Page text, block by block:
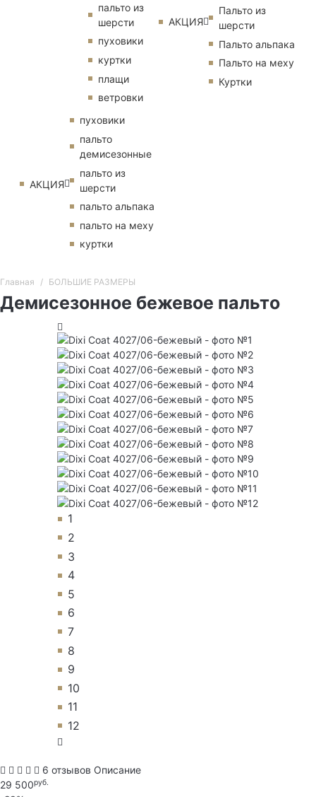
пальто из
шерсти
пуховики
куртки
плащи
ветровки
АКЦИЯ
пуховики
пальто
демисезонные
пальто из
шерсти
пальто альпака
пальто на меху
куртки
АКЦИЯ
Пальто из
шерсти
Пальто альпака
Пальто на меху
Куртки
Главная БОЛЬШИЕ РАЗМЕРЫ
Демисезонное бежевое пальто
1
2
3
4
5
6
7
8
9
10
11
12
6 отзывов Описание
29 500руб.